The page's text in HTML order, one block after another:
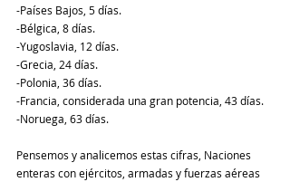
-Países Bajos, 5 días.
-Bélgica, 8 días.
-Yugoslavia, 12 días.
-Grecia, 24 días.
-Polonia, 36 días.
-Francia, considerada una gran potencia, 43 días.
-Noruega, 63 días.
Pensemos y analicemos estas cifras, Naciones
enteras con ejércitos, armadas y fuerzas aéreas